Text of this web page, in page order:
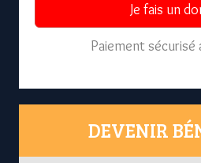
Je fais un
Paiement sécurisé
DEVENIR